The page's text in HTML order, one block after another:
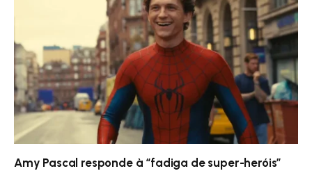
Amy Pascal responde à “fadiga de super-heróis”